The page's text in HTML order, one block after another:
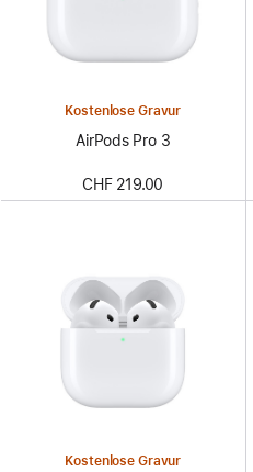
Kostenlose Gravur
AirPods Pro 3
CHF 219.00
Kostenlose Gravur